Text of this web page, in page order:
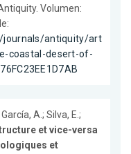
Volumen:
journals/antiquity/art
coastal-desert-of-
A.; Silva, E.;
et vice-versa
et